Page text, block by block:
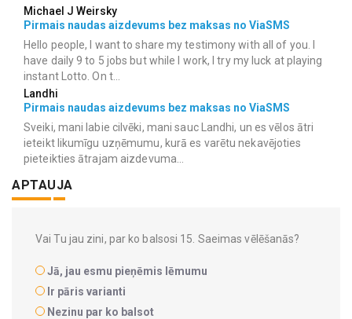
Michael J Weirsky
Pirmais naudas aizdevums bez maksas no ViaSMS
Hello people, I want to share my testimony with all of you. I
have daily 9 to 5 jobs but while I work, I try my luck at playing
instant Lotto. On t...
Landhi
Pirmais naudas aizdevums bez maksas no ViaSMS
Sveiki, mani labie cilvēki, mani sauc Landhi, un es vēlos ātri
ieteikt likumīgu uzņēmumu, kurā es varētu nekavējoties
pieteikties ātrajam aizdevuma...
APTAUJA
Vai Tu jau zini, par ko balsosi 15. Saeimas vēlēšanās?
Jā, jau esmu pieņēmis lēmumu
Ir pāris varianti
Nezinu par ko balsot